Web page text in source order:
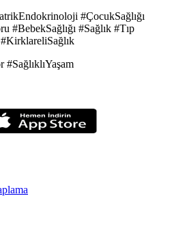
#ÇocukSağlığı
#Sağlık #Tıp